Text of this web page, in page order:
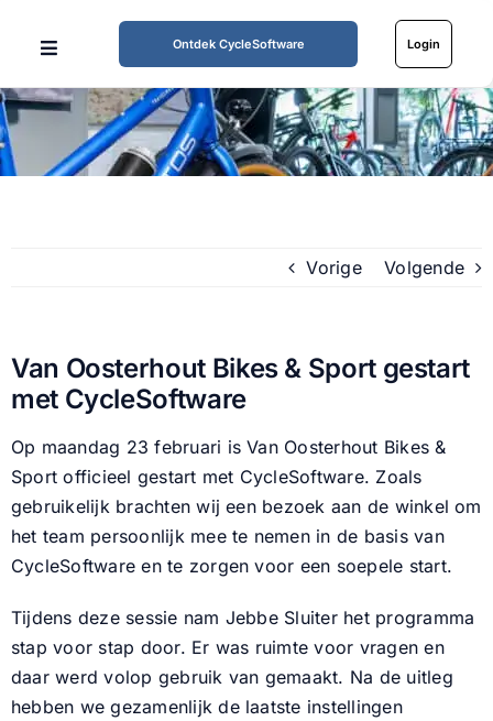
Ontdek CycleSoftware Login
Toggle
Home
Mogelijkheden
Over ons
Partners
Nieuws
Contact
Vorige Volgende
Van Oosterhout Bikes & Sport gestart
met CycleSoftware
Op maandag 23 februari is Van Oosterhout Bikes &
Sport officieel gestart met CycleSoftware. Zoals
gebruikelijk brachten wij een bezoek aan de winkel om
het team persoonlijk mee te nemen in de basis van
CycleSoftware en te zorgen voor een soepele start.
Tijdens deze sessie nam Jebbe Sluiter het programma
stap voor stap door. Er was ruimte voor vragen en
daar werd volop gebruik van gemaakt. Na de uitleg
hebben we gezamenlijk de laatste instellingen